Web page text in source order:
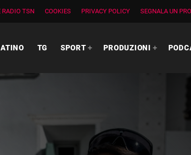
RADIO TSN COOKIES PRIVACY POLICY SEGNALA UN
TG SPORT PRODUZIONI